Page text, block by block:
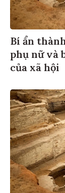
Bí ẩn
phụ nữ và
của xã hội